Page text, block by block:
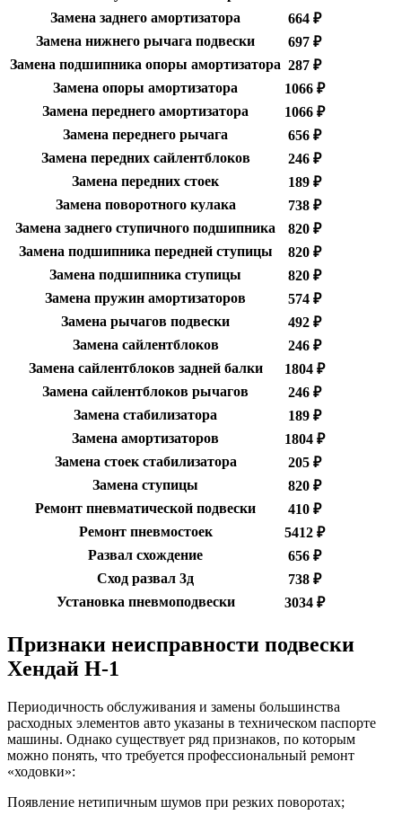
Замена заднего амортизатора
664 ₽
Замена нижнего рычага подвески
697 ₽
Замена подшипника опоры амортизатора 287 ₽
Замена опоры амортизатора
1066 ₽
Замена переднего амортизатора
1066 ₽
Замена переднего рычага
656 ₽
Замена передних сайлентблоков
246 ₽
Замена передних стоек
189 ₽
Замена поворотного кулака
738 ₽
Замена заднего ступичного подшипника
820 ₽
Замена подшипника передней ступицы
820 ₽
Замена подшипника ступицы
820 ₽
Замена пружин амортизаторов
574 ₽
Замена рычагов подвески
492 ₽
Замена сайлентблоков
246 ₽
Замена сайлентблоков задней балки
1804 ₽
Замена сайлентблоков рычагов
246 ₽
Замена стабилизатора
189 ₽
Замена амортизаторов
1804 ₽
Замена стоек стабилизатора
205 ₽
Замена ступицы
820 ₽
Ремонт пневматической подвески
410 ₽
Ремонт пневмостоек
5412 ₽
Развал схождение
656 ₽
Сход развал 3д
738 ₽
Установка пневмоподвески
3034 ₽
Признаки неисправности подвески
Хендай Н-1
Периодичность обслуживания и замены большинства
расходных элементов авто указаны в техническом паспорте
машины. Однако существует ряд признаков, по которым
можно понять, что требуется профессиональный ремонт
«ходовки»:
Появление нетипичным шумов при резких поворотах;